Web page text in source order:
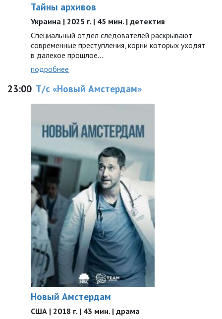
Тайны архивов
Украина | 2025 г. | 45 мин. | детектив
Специальный отдел следователей раскрывают
современные преступления, корни которых уходят
в далекое прошлое…
подробнее
23:00 Т/с «Новый Амстердам»
Новый Амстердам
США | 2018 г. | 43 мин. | драма